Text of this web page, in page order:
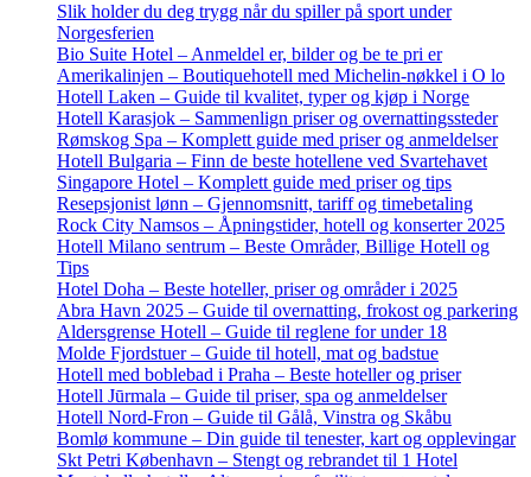
Slik holder du deg trygg når du spiller på sport under
Norgesferien
Bio Suite Hotel – Anmeldel er, bilder og be te pri er
Amerikalinjen – Boutiquehotell med Michelin-nøkkel i O lo
Hotell Laken – Guide til kvalitet, typer og kjøp i Norge
Hotell Karasjok – Sammenlign priser og overnattingssteder
Rømskog Spa – Komplett guide med priser og anmeldelser
Hotell Bulgaria – Finn de beste hotellene ved Svartehavet
Singapore Hotel – Komplett guide med priser og tips
Resepsjonist lønn – Gjennomsnitt, tariff og timebetaling
Rock City Namsos – Åpningstider, hotell og konserter 2025
Hotell Milano sentrum – Beste Områder, Billige Hotell og
Tips
Hotel Doha – Beste hoteller, priser og områder i 2025
Abra Havn 2025 – Guide til overnatting, frokost og parkering
Aldersgrense Hotell – Guide til reglene for under 18
Molde Fjordstuer – Guide til hotell, mat og badstue
Hotell med boblebad i Praha – Beste hoteller og priser
Hotell Jūrmala – Guide til priser, spa og anmeldelser
Hotell Nord-Fron – Guide til Gålå, Vinstra og Skåbu
Bomlø kommune – Din guide til tenester, kart og opplevingar
Skt Petri København – Stengt og rebrandet til 1 Hotel